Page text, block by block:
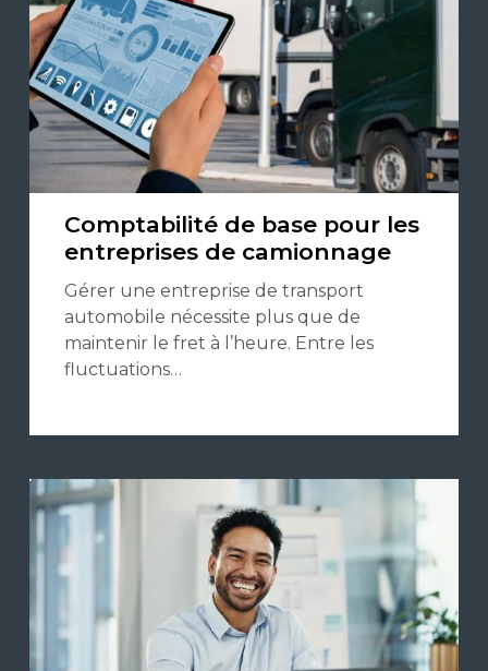
Comptabilité de base pour les
entreprises de camionnage
Gérer une entreprise de transport
automobile nécessite plus que de
maintenir le fret à l’heure. Entre les
fluctuations…